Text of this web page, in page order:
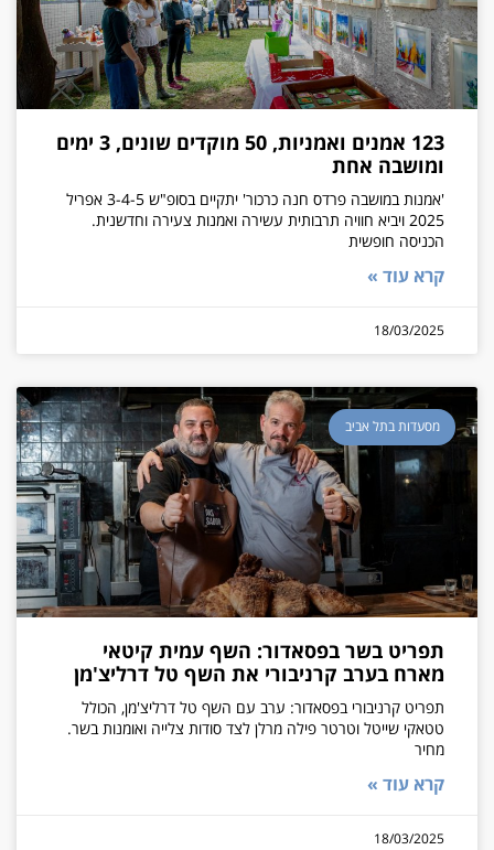
123 אמנים ואמניות, 50 מוקדים שונים, 3 ימים
ומושבה אחת
'אמנות במושבה פרדס חנה כרכור' יתקיים בסופ"ש 3-4-5 אפריל
2025 ויביא חוויה תרבותית עשירה ואמנות צעירה וחדשנית.
הכניסה חופשית
קרא עוד »
18/03/2025
מסעדות בתל אביב
תפריט בשר בפסאדור: השף עמית קיטאי
מארח בערב קרניבורי את השף טל דרליצ'מן
תפריט קרניבורי בפסאדור: ערב עם השף טל דרליצ'מן, הכולל
טטאקי שייטל וטרטר פילה מרלן לצד סודות צלייה ואומנות בשר.
מחיר
קרא עוד »
18/03/2025